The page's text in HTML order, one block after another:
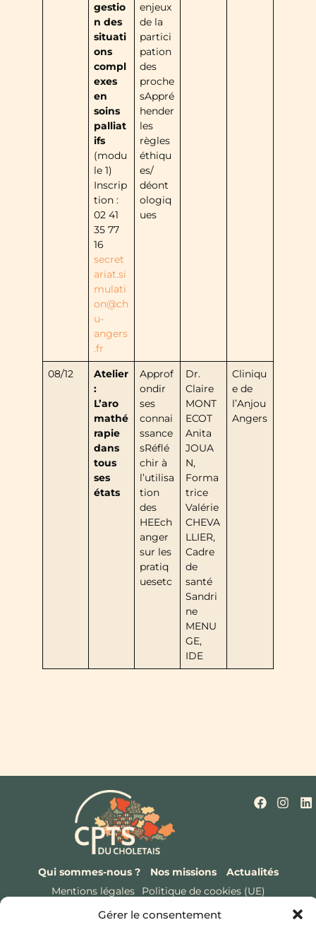
Gérer le consentement
gestio
n des
situati
ons
compl
exes
en
soins
palliat
ifs
(modu
le 1)
Inscrip
tion :
02 41
35 77
16
secret
ariat.si
mulati
on@ch
u-
angers
.fr
enjeux
de la
partici
pation
des
proche
sAppré
hender
les
règles
éthiqu
es/
déont
ologiq
ues
08/12
Atelier
:
L’aro
mathé
rapie
dans
tous
ses
états
Approf
ondir
ses
connai
ssance
sRéflé
chir à
l’utilisa
tion
des
HEEch
anger
sur les
pratiq
uesetc
Dr.
Claire
MONT
ECOT
Anita
JOUA
N,
Forma
trice
Valérie
CHEVA
LLIER,
Cadre
de
santé
Sandri
ne
MENU
GE,
IDE
Cliniqu
e de
l’Anjou
Angers
Qui sommes-nous ? Nos missions
Actualités
Mentions légales
Politique de cookies (UE)